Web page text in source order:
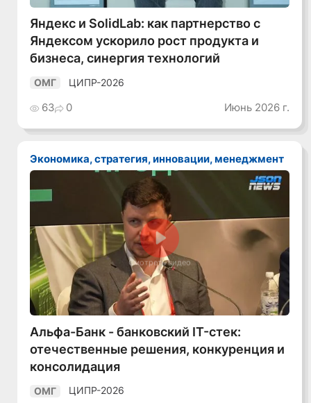
Яндекс и SolidLab: как партнерство с
Яндексом ускорило рост продукта и
бизнеса, синергия технологий
ОМГ ЦИПР-2026
63 0 Июнь 2026 г.
Экономика, стратегия, инновации, менеджмент
Смотреть видео
Альфа-Банк - банковский IT-стек:
отечественные решения, конкуренция и
консолидация
ОМГ ЦИПР-2026